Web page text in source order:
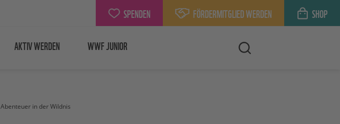
SPENDEN FÖRDERMITGLIED WERDEN SHOP
AKTIV WERDEN WWF JUNIOR
Abenteuer in der Wildnis